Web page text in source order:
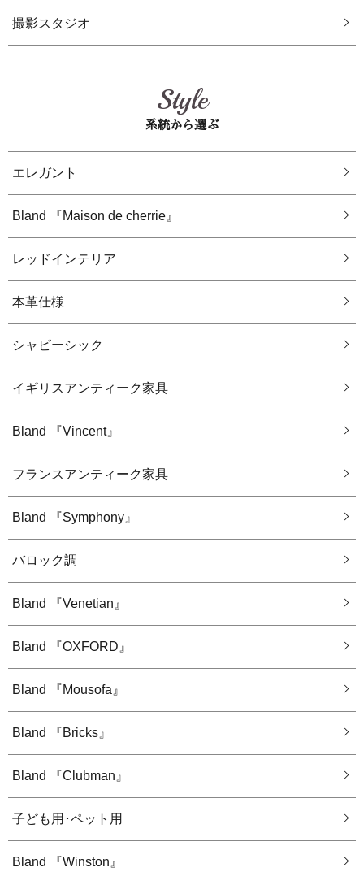
撮影スタジオ
Style
系統から選ぶ
エレガント
Bland 『Maison de cherrie』
レッドインテリア
本革仕様
シャビーシック
イギリスアンティーク家具
Bland 『Vincent』
フランスアンティーク家具
Bland 『Symphony』
バロック調
Bland 『Venetian』
Bland 『OXFORD』
Bland 『Mousofa』
Bland 『Bricks』
Bland 『Clubman』
子ども用･ペット用
Bland 『Winston』